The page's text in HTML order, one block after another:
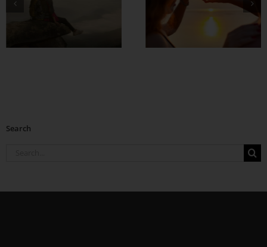
အချစ်တွေ ပိုတိုးလာ
Search